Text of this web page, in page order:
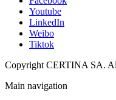
Youtube
LinkedIn
Weibo
Tiktok
Copyright CERTINA SA.
Main navigation